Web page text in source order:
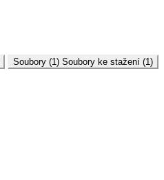
Soubory (1) Soubory ke stažení (1)